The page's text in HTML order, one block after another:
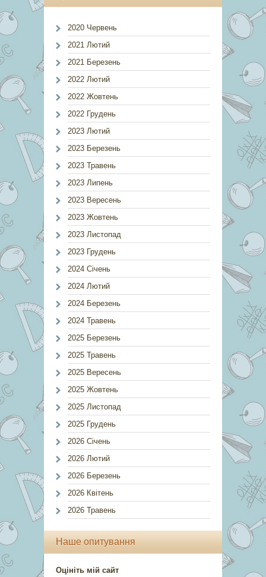
2020 Червень
2021 Лютий
2021 Березень
2022 Лютий
2022 Жовтень
2022 Грудень
2023 Лютий
2023 Березень
2023 Травень
2023 Липень
2023 Вересень
2023 Жовтень
2023 Листопад
2023 Грудень
2024 Січень
2024 Лютий
2024 Березень
2024 Травень
2025 Березень
2025 Травень
2025 Вересень
2025 Жовтень
2025 Листопад
2025 Грудень
2026 Січень
2026 Лютий
2026 Березень
2026 Квітень
2026 Травень
Наше опитування
Оцініть мій сайт